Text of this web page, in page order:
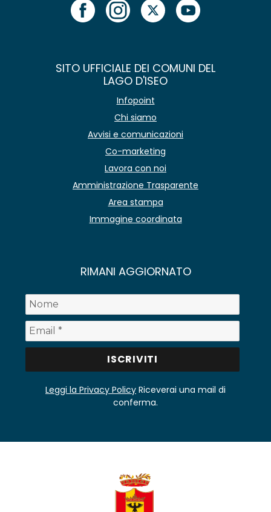
SITO UFFICIALE DEI COMUNI DEL
LAGO D'ISEO
Infopoint
Chi siamo
Avvisi e comunicazioni
Co-marketing
Lavora con noi
Amministrazione Trasparente
Area stampa
Immagine coordinata
RIMANI AGGIORNATO
Leggi la Privacy Policy Riceverai una mail di
conferma.